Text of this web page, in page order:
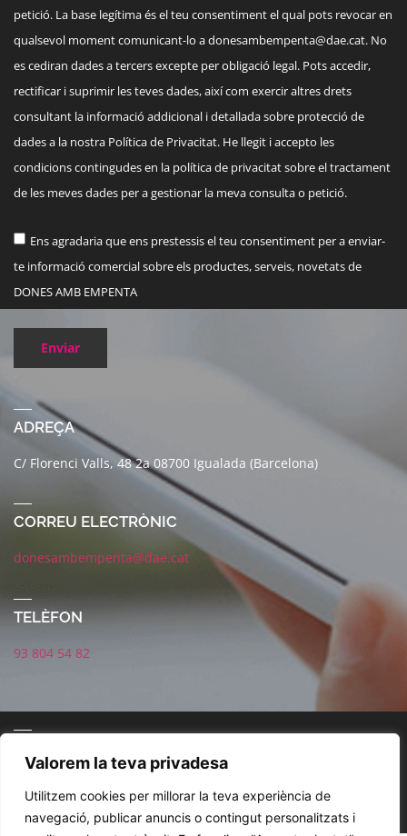
Valorem la teva privadesa
Utilitzem cookies per millorar la teva experiència de
navegació, publicar anuncis o contingut personalitzats i
petició. La base legítima és el teu consentiment el qual pots revocar en
qualsevol moment comunicant-lo adonesambempenta@dae.cat. No
es cediran dades a tercers excepte per obligació legal. Pots accedir,
rectificar i suprimir les teves dades, així com exercir altres drets
consultant la informació addicional i detallada sobre protecció de
dades a la nostra Política de Privacitat. He llegit i accepto les
condicions contingudes en la política de privacitat sobre el tractament
de les meves dades per a gestionar la meva consulta o petició.
Ens agradaria que ens prestessis el teu consentiment per a enviar-
te informació comercial sobre els productes, serveis, novetats de
DONES AMB EMPENTA
Enviar
ADREÇA
C/ Florenci Valls, 48 2a 08700 Igualada (Barcelona)
CORREU ELECTRÒNIC
donesambempenta@dae.cat
TELÈFON
93 804 54 82